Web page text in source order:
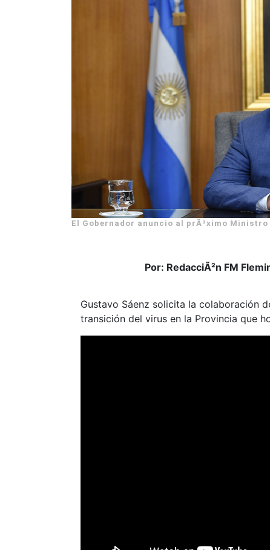
El Gobernador anuncio al prÃ³ximo
Por: RedacciÃ²n FM
Gustavo Sáenz solicita la colaboración
transición del virus en la Provincia que